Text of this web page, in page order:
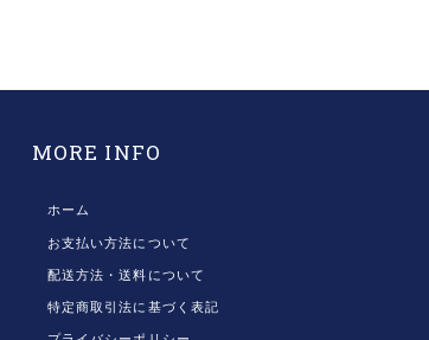
MORE INFO
ホーム
お支払い方法について
配送方法・送料について
特定商取引法に基づく表記